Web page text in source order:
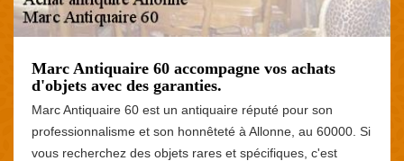
Marc Antiquaire 60 accompagne vos achats
d'objets avec des garanties.
Marc Antiquaire 60 est un antiquaire réputé pour son
professionnalisme et son honnêteté à Allonne, au 60000. Si
vous recherchez des objets rares et spécifiques, c'est